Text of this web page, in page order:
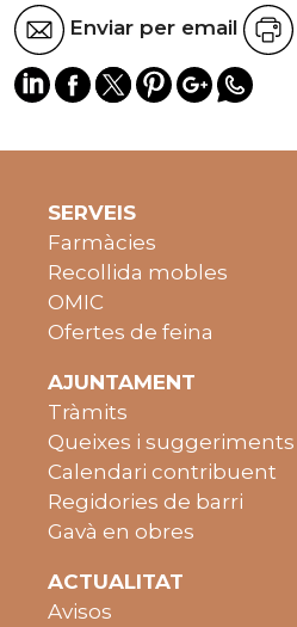
Enviar per email
SERVEIS
Farmàcies
Recollida mobles
OMIC
Ofertes de feina
AJUNTAMENT
Tràmits
Queixes i suggeriments
Calendari contribuent
Regidories de barri
Gavà en obres
ACTUALITAT
Avisos